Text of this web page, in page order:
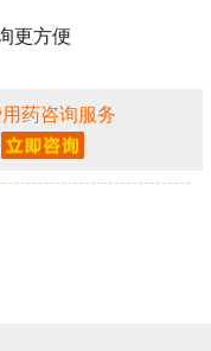
更方便
药咨询服务